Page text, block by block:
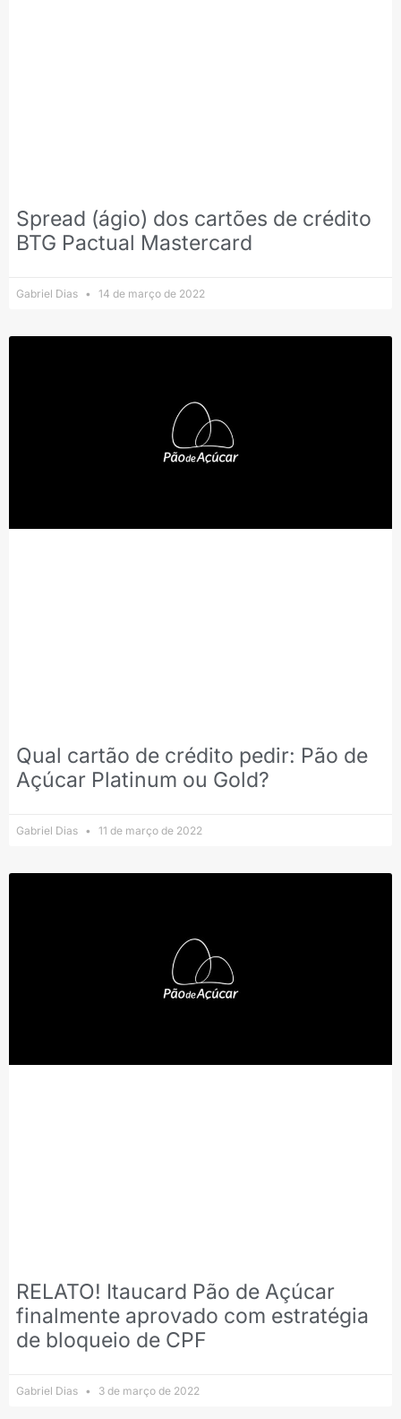
Spread (ágio) dos cartões de crédito
BTG Pactual Mastercard
Gabriel Dias 14 de março de 2022
Qual cartão de crédito pedir: Pão de
Açúcar Platinum ou Gold?
Gabriel Dias 11 de março de 2022
RELATO! Itaucard Pão de Açúcar
finalmente aprovado com estratégia
de bloqueio de CPF
Gabriel Dias 3 de março de 2022